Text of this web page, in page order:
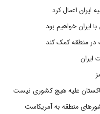
ایران اعمال کرد
ایران خواهیم بود
در منطقه کمک کند
پاکستان علیه هیچ کشوری نیست
منطقه به آمریکاست